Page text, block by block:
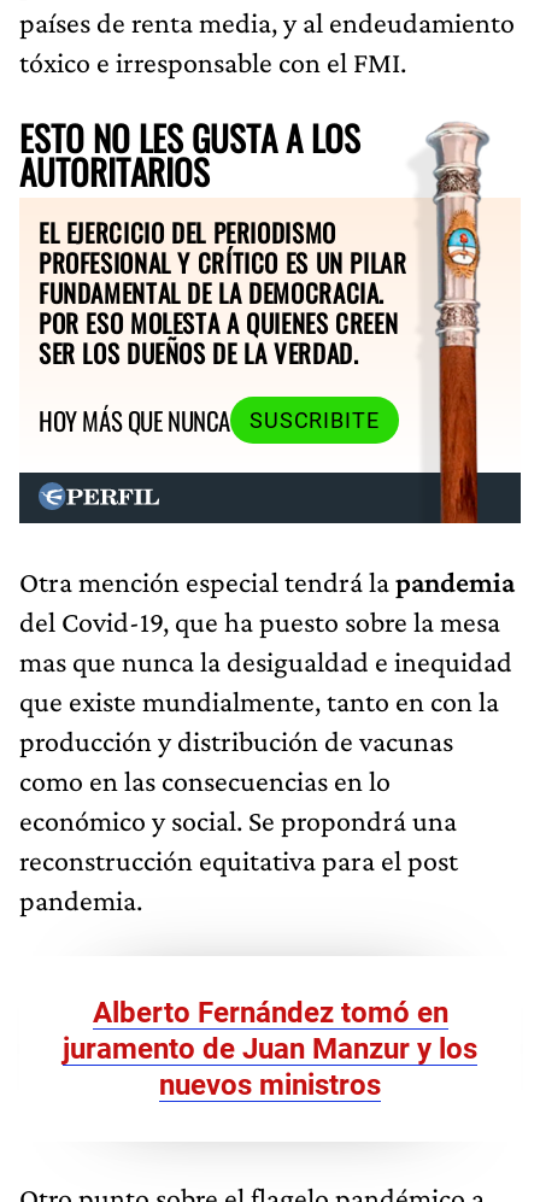
países de renta media, y al endeudamiento
tóxico e irresponsable con el FMI.
ESTO NO LES GUSTA A LOS
AUTORITARIOS
EL EJERCICIO DEL PERIODISMO
PROFESIONAL Y CRÍTICO ES UN PILAR
FUNDAMENTAL DE LA DEMOCRACIA.
POR ESO MOLESTA A QUIENES CREEN
SER LOS DUEÑOS DE LA VERDAD.
HOY MÁS QUE NUNCA
SUSCRIBITE
Otra mención especial tendrá lapandemia
del Covid-19, que ha puesto sobre la mesa
mas que nunca la desigualdad e inequidad
que existe mundialmente, tanto en con la
producción y distribución de vacunas
como en las consecuencias en lo
económico y social. Se propondrá una
reconstrucción equitativa para el post
pandemia.
Alberto Fernández tomó en
juramento de Juan Manzur y los
nuevos ministros